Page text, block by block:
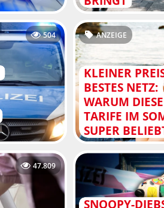
504
KLEINER
BESTES NETZ:
WARUM DIESE
TARIFE IM
SUPER
ANZEIGE
47.809
SNOOPY-